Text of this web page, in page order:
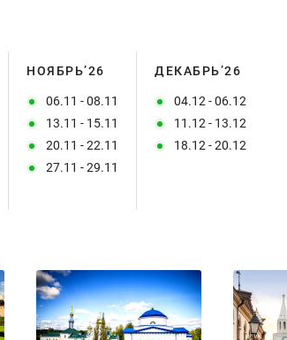
НОЯБРЬ’26
06.11 - 08.11
13.11 - 15.11
20.11 - 22.11
27.11 - 29.11
ДЕКАБРЬ’26
04.12 - 06.12
11.12 - 13.12
18.12 - 20.12